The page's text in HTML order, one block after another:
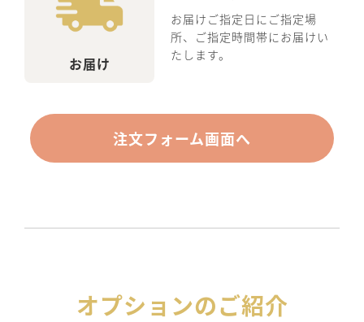
お届け
お届けご指定日にご指定場
所、ご指定時間帯にお届けい
たします。
注文フォーム画面へ
オプションのご紹介